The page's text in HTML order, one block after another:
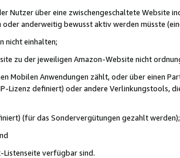
Nutzer über eine zwischengeschaltete Website
anderweitig bewusst aktiv werden müsste (eine
nicht einhalten;
zu der jeweiligen Amazon-Website nicht
Mobilen Anwendungen zählt, oder über einen
Lizenz definiert) oder andere Verlinkungstools,
(für das Sondervergütungen gezahlt werden);
verfügbar sind.